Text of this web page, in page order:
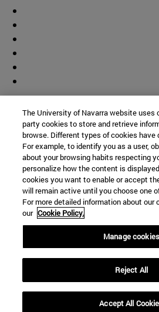
© Universidad de Navarra
Información legal
Accesibilidad
Configuración de cookies
Localizador de campus
The University of Navarra website uses
party cookies to store and retrieve
browse. Different types of cookies have
For example, to identify you as a user,
about your browsing habits respecting
personalize how the content is
cookies you want to enable or accept
will remain active until you choose one
For more detailed information about our
our Cookie Policy.
Manage cookies
Reject All
Accept All